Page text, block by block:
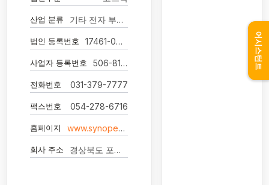
산업 분류 기타 전자 부품 제조업
법인 등록번호 17461-0004644
사업자 등록번호 506-81-03805
전화번호 031-379-7777
팩스번호 054-278-6716
홈페이지 www.synopex.com
회사 주소 경상북도 포항시 북구 청하면 동해대로2315번길 54-2 -
어시스턴트